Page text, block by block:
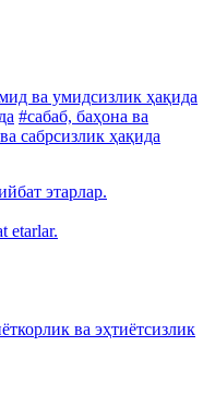
ва умидсизлик ҳақида
#сабаб, баҳона ва
сабрсизлик ҳақида
этарлар.
etarlar.
ва эҳтиётсизлик